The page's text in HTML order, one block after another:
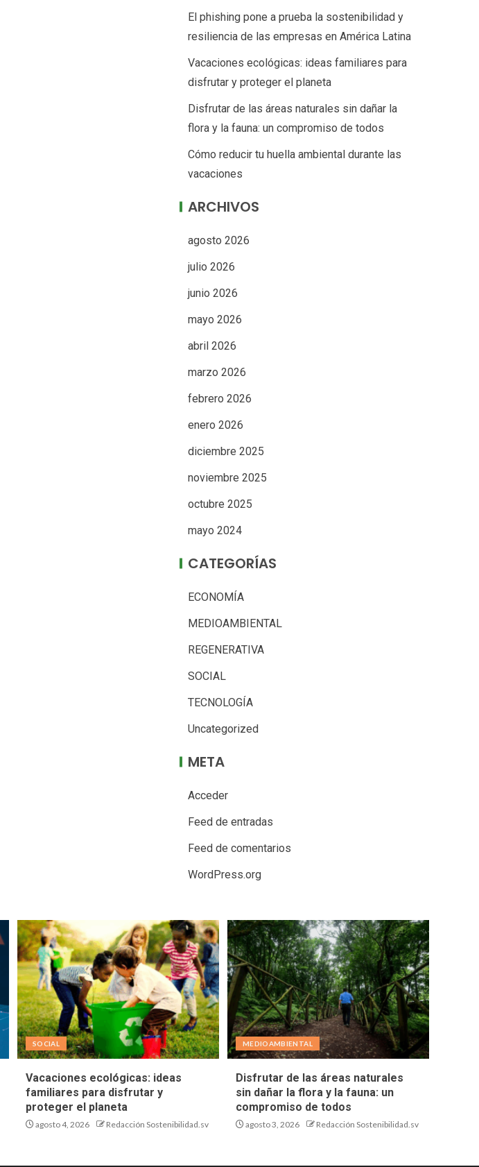
El phishing pone a prueba la sostenibilidad y
resiliencia de las empresas en América Latina
Vacaciones ecológicas: ideas familiares para
disfrutar y proteger el planeta
Disfrutar de las áreas naturales sin dañar la
flora y la fauna: un compromiso de todos
Cómo reducir tu huella ambiental durante las
vacaciones
ARCHIVOS
agosto 2026
julio 2026
junio 2026
mayo 2026
abril 2026
marzo 2026
febrero 2026
enero 2026
diciembre 2025
noviembre 2025
octubre 2025
mayo 2024
CATEGORÍAS
ECONOMÍA
MEDIOAMBIENTAL
REGENERATIVA
SOCIAL
TECNOLOGÍA
Uncategorized
META
Acceder
Feed de entradas
Feed de comentarios
WordPress.org
SOCIAL
Vacaciones ecológicas: ideas
familiares para disfrutar y
proteger el planeta
agosto 4, 2026 Redacción Sostenibilidad.sv
MEDIOAMBIENTAL
Disfrutar de las áreas naturales
sin dañar la flora y la fauna: un
compromiso de todos
agosto 3, 2026 Redacción Sostenibilidad.sv